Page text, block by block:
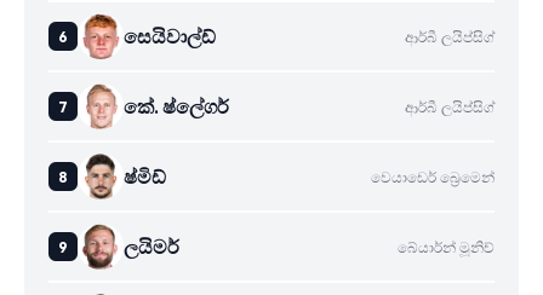
සෙයිවාල්ඩ් ආර්බී ලයිප්සිග්
කේ. ෂ්ලේගර් ආර්බී ලයිප්සිග්
ෂ්මිඩ් වෙයාඩෙර් බ්‍රෙමෙන්
ලයිමර් බේයාර්න් මූනිච්